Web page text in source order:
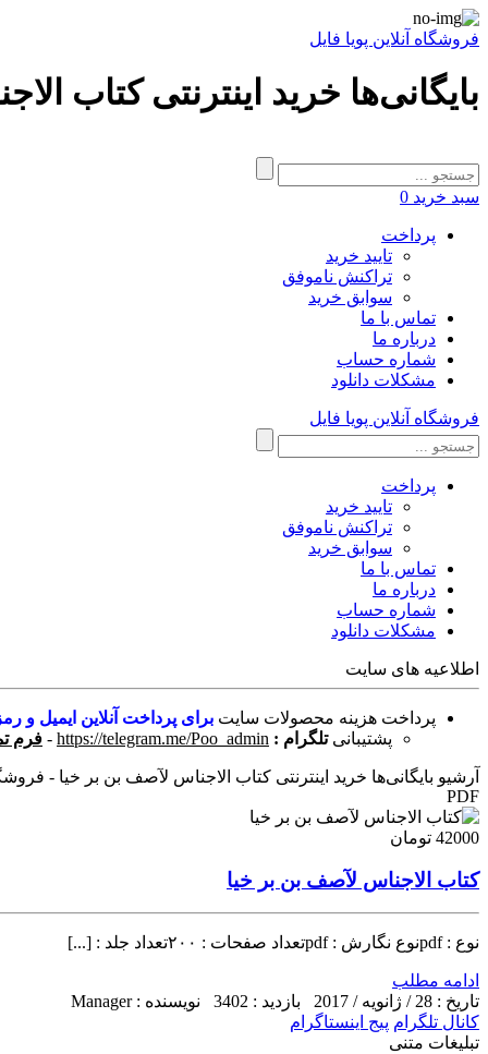
فروشگاه آنلاین پویا فایل
بایگانی‌ها خرید اینترنتی کتاب
سبد خرید 0
پرداخت
تایید خرید
تراکنش ناموفق
سوابق خرید
تماس با ما
درباره ما
شماره حساب
مشکلات دانلود
فروشگاه آنلاین پویا فایل
پرداخت
تایید خرید
تراکنش ناموفق
سوابق خرید
تماس با ما
درباره ما
شماره حساب
مشکلات دانلود
اطلاعیه های سایت
پرداخت هزینه محصولات سایت برای پرداخت آنلاین ایمیل و
پشتیبانی تلگرام : https://telegram.me/Poo_admin
- فرم
آرشیو بایگانی‌ها خرید اینترنتی کتاب الاجناس لآصف بن بر خیا -
PDF
42000 تومان
کتاب الاجناس لآصف بن بر خیا
نوع : pdfنوع نگارش : pdfتعداد صفحات : ۲۰۰تعداد جلد : [...]
ادامه مطلب
تاریخ : 28 / ژانویه / 2017
بازدید : 3402
نویسنده : Manager
کانال تلگرام پیج اینستاگرام
تبلیغات متنی